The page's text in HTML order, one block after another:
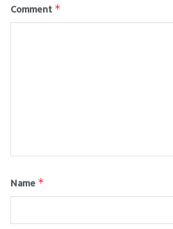
Comment *
Name *